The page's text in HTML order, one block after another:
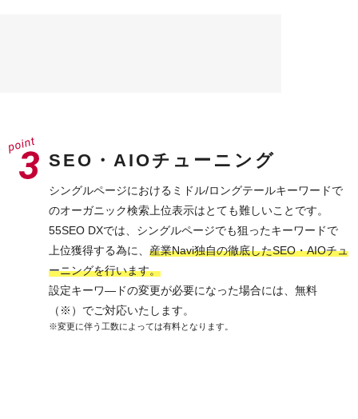
SEO・AIOチューニング
シングルページにおけるミドル/ロングテールキーワードで
のオーガニック検索上位表示はとても難しいことです。
55SEO DXでは、シングルページでも狙ったキーワードで
上位獲得する為に、産業Navi独自の徹底したSEO・AIOチュ
ーニングを行います。
設定キーワ―ドの変更が必要になった場合には、無料
（※）でご対応いたします。
※変更に伴う工数によっては有料となります。